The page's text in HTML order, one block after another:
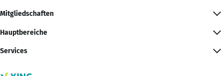
Mitgliedschaften
Hauptbereiche
Services